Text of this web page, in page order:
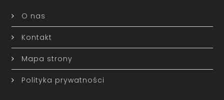
O nas
Kontakt
Mapa strony
Polityka prywatności